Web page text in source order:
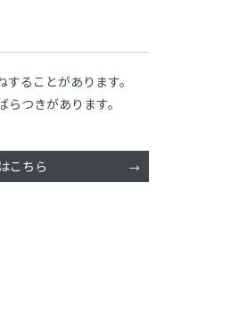
ることがあります。
つきがあります。
こちら